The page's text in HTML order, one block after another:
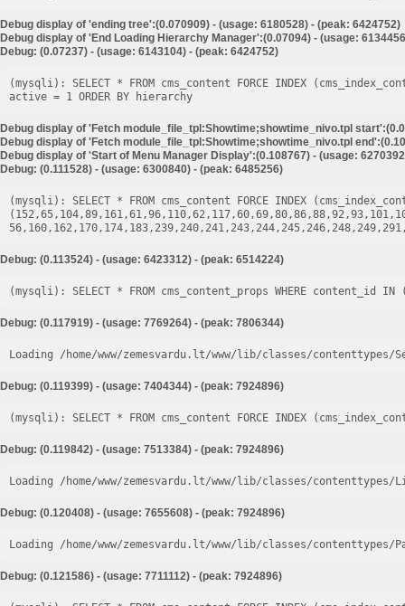
Debug display of 'ending tree':(0.070909) - (usage: 6180528) - (peak: 6424752)
Debug display of 'End Loading Hierarchy Manager':(0.07094) - (usage:
Debug: (0.07237) - (usage: 6143104) - (peak: 6424752)
(mysqli): SELECT * FROM cms_content FORCE INDEX
Debug display of 'Fetch module_file_tpl:Showtime;showtime_nivo.tpl
Debug display of 'Fetch module_file_tpl:Showtime;showtime_nivo.tpl
Debug display of 'Start of Menu Manager Display':(0.108767) - (usage:
Debug: (0.111528) - (usage: 6300840) - (peak: 6485256)
(mysqli): SELECT * FROM cms_content FORCE INDEX
Debug: (0.113524) - (usage: 6423312) - (peak: 6514224)
Debug: (0.117919) - (usage: 7769264) - (peak: 7806344)
Loading /home/www/zemesvardu.lt/www/lib/classes/
Debug: (0.119399) - (usage: 7404344) - (peak: 7924896)
Debug: (0.119842) - (usage: 7513384) - (peak: 7924896)
Loading /home/www/zemesvardu.lt/www/lib/classes/
Debug: (0.120408) - (usage: 7655608) - (peak: 7924896)
Loading /home/www/zemesvardu.lt/www/lib/classes/
Debug: (0.121586) - (usage: 7711112) - (peak: 7924896)